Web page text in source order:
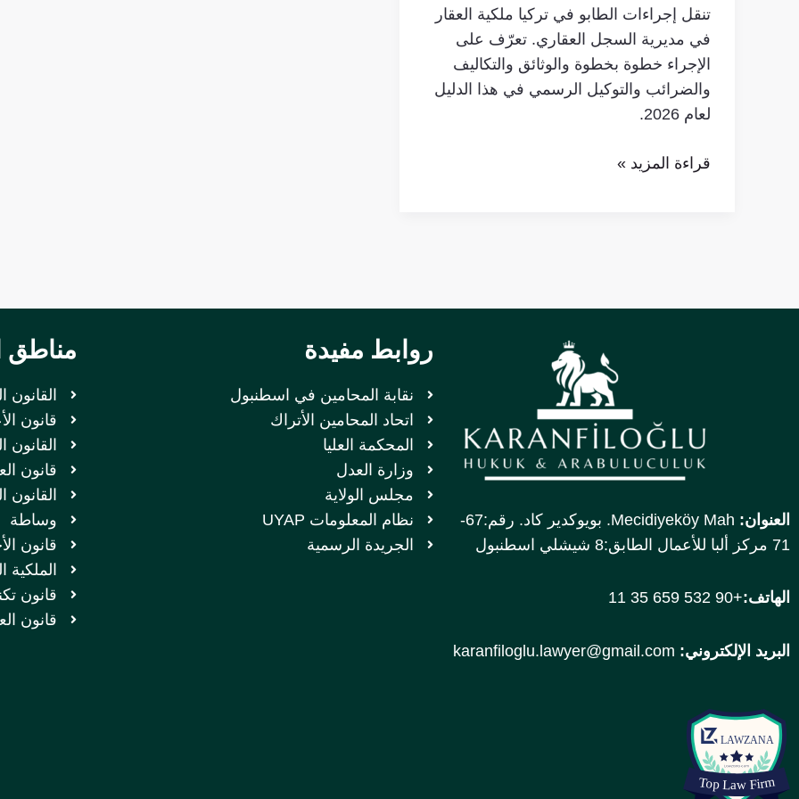
تنقل إجراءات الطابو في تركيا ملكية العقار
في مديرية السجل العقاري. تعرّف على
الإجراء خطوة بخطوة والوثائق والتكاليف
والضرائب والتوكيل الرسمي في هذا الدليل
لعام 2026.
قراءة المزيد »
العنوان:
Mecidiyeköy Mah. بويوكدير كاد. رقم:67-
71 مركز ألبا للأعمال الطابق:8 شيشلي اسطنبول
الهاتف:+90 532 659 35 11
البريد الإلكتروني: karanfiloglu.lawyer@gmail.com
روابط مفيدة
نقابة المحامين في اسطنبول
اتحاد المحامين الأتراك
المحكمة العليا
وزارة العدل
مجلس الولاية
نظام المعلومات UYAP
الجريدة الرسمية
مناطق
القانون
قانون
القانون
قانون
القانون
وساطة
قانون
الملكية
قانون
قانون